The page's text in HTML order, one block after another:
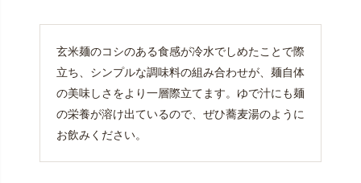
玄米麺のコシのある食感が冷水でしめたことで際
立ち、シンプルな調味料の組み合わせが、麺自体
の美味しさをより一層際立てます。ゆで汁にも麺
の栄養が溶け出ているので、ぜひ蕎麦湯のように
お飲みください。